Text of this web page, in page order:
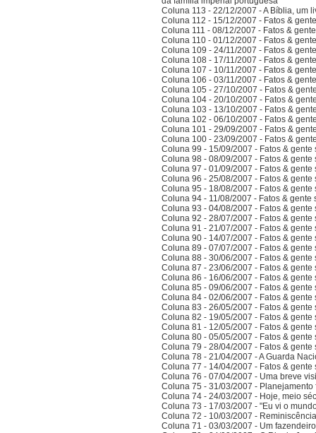
Coluna 113 - 22/12/2007 - A Bíblia, um
Coluna 112 - 15/12/2007 - Fatos &
Coluna 111 - 08/12/2007 - Fatos &
Coluna 110 - 01/12/2007 - Fatos &
Coluna 109 - 24/11/2007 - Fatos &
Coluna 108 - 17/11/2007 - Fatos &
Coluna 107 - 10/11/2007 - Fatos &
Coluna 106 - 03/11/2007 - Fatos &
Coluna 105 - 27/10/2007 - Fatos &
Coluna 104 - 20/10/2007 - Fatos &
Coluna 103 - 13/10/2007 - Fatos &
Coluna 102 - 06/10/2007 - Fatos &
Coluna 101 - 29/09/2007 - Fatos &
Coluna 100 - 23/09/2007 - Fatos &
Coluna 99 - 15/09/2007 - Fatos &
Coluna 98 - 08/09/2007 - Fatos &
Coluna 97 - 01/09/2007 - Fatos &
Coluna 96 - 25/08/2007 - Fatos &
Coluna 95 - 18/08/2007 - Fatos &
Coluna 94 - 11/08/2007 - Fatos &
Coluna 93 - 04/08/2007 - Fatos &
Coluna 92 - 28/07/2007 - Fatos &
Coluna 91 - 21/07/2007 - Fatos &
Coluna 90 - 14/07/2007 - Fatos &
Coluna 89 - 07/07/2007 - Fatos &
Coluna 88 - 30/06/2007 - Fatos &
Coluna 87 - 23/06/2007 - Fatos &
Coluna 86 - 16/06/2007 - Fatos &
Coluna 85 - 09/06/2007 - Fatos &
Coluna 84 - 02/06/2007 - Fatos &
Coluna 83 - 26/05/2007 - Fatos &
Coluna 82 - 19/05/2007 - Fatos &
Coluna 81 - 12/05/2007 - Fatos &
Coluna 80 - 05/05/2007 - Fatos &
Coluna 79 - 28/04/2007 - Fatos &
Coluna 78 - 21/04/2007 - A Guarda
Coluna 77 - 14/04/2007 - Fatos &
Coluna 76 - 07/04/2007 - Uma breve
Coluna 75 - 31/03/2007 -
Coluna 74 - 24/03/2007 - Hoje, meio
Coluna 73 - 17/03/2007 - "Eu vi o
Coluna 72 - 10/03/2007 -
Coluna 71 - 03/03/2007 - Um